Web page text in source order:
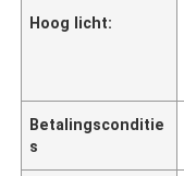
Hoog licht:
Betalingsconditie
s